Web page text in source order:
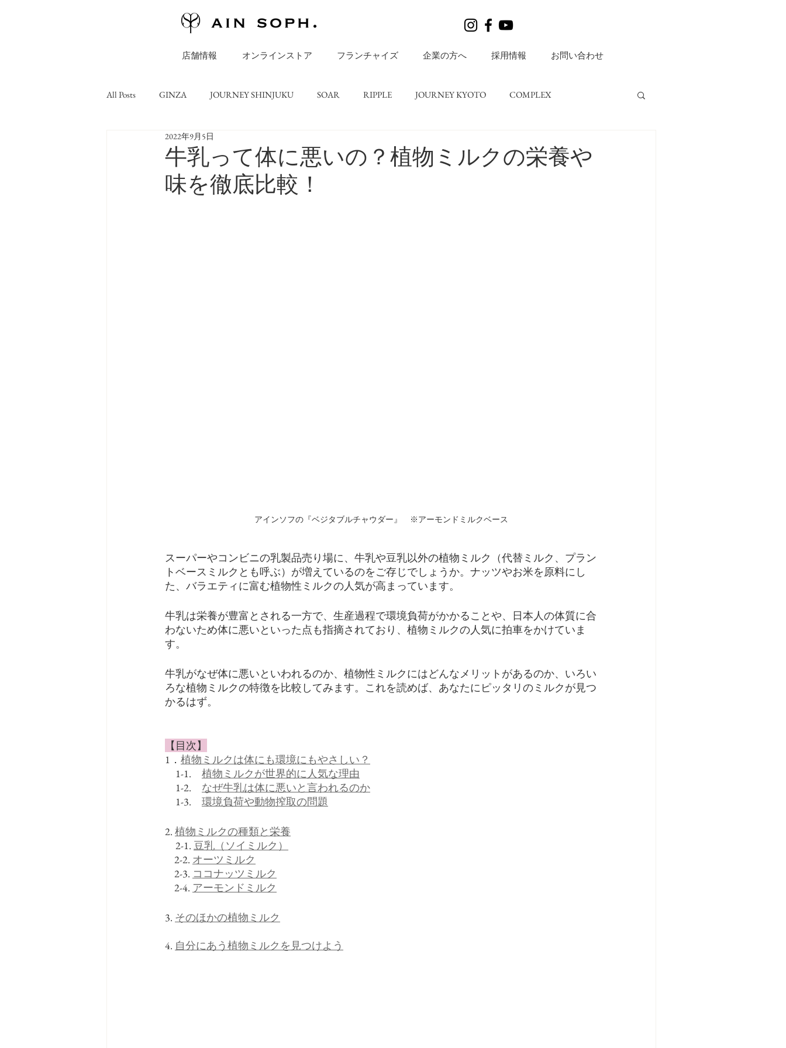
店舗情報 オンラインストア フランチャイズ 企業の方へ 採用情報 お問い合わせ
All Posts GINZA JOURNEY SHINJUKU SOAR RIPPLE JOURNEY KYOTO COMPLEX
ONLINE STORE
牛乳って体に悪いの？植物ミルクの栄養や
味を徹底比較！
2022年9月5日
アインソフの『ベジタブルチャウダー』　※アーモンドミルクベース
スーパーやコンビニの乳製品売り場に、牛乳や豆乳以外の植物ミルク（代替ミルク、プラン
トベースミルクとも呼ぶ）が増えているのをご存じでしょうか。ナッツやお米を原料にし
た、バラエティに富む植物性ミルクの人気が高まっています。
牛乳は栄養が豊富とされる一方で、生産過程で環境負荷がかかることや、日本人の体質に合
わないため体に悪いといった点も指摘されており、植物ミルクの人気に拍車をかけていま
す。
牛乳がなぜ体に悪いといわれるのか、植物性ミルクにはどんなメリットがあるのか、いろい
ろな植物ミルクの特徴を比較してみます。これを読めば、あなたにピッタリのミルクが見つ
かるはず。
【目次】
1． 植物ミルクは体にも環境にもやさしい？
1-1. 植物ミルクが世界的に人気な理由
1-2. なぜ牛乳は体に悪いと言われるのか
1-3. 環境負荷や動物搾取の問題
2. 植物ミルクの種類と栄養
2-1. 豆乳（ソイミルク）
    2-2.
オーツミルク
    2-3.
ココナッツミルク
    2-4.
アーモンドミルク
3. そのほかの植物ミルク
4. 自分にあう植物ミルクを見つけよう